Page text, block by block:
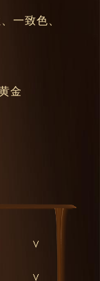
一致色、
金